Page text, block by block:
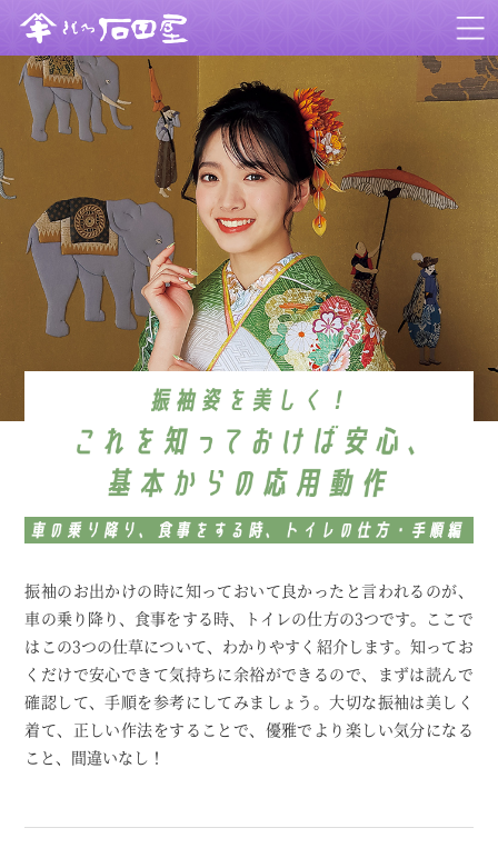
振袖のお出かけの時に知っておいて良かったと言われるのが、
車の乗り降り、食事をする時、トイレの仕方の3つです。 ここで
はこの3つの仕草について、わかりやすく紹介します。知ってお
くだけで安心できて気持ちに余裕ができるので、まずは読んで
確認して、手順を参考にしてみましょう。 大切な振袖は美しく
着て、正しい作法をすることで、優雅でより楽しい気分になる
こと、間違いなし！